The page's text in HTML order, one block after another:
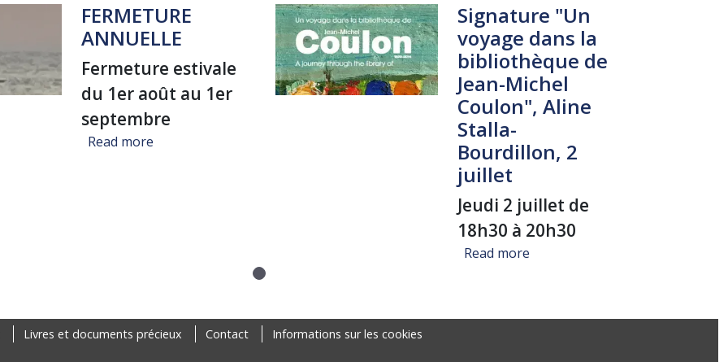
FERMETURE
ANNUELLE
Fermeture estivale
du 1er août au 1er
septembre
Read moreabout FERMETURE ANNUELLE
Signature "Un
voyage dans la
bibliothèque de
Jean-Michel
Coulon", Aline
Stalla-
Bourdillon, 2
juillet
Jeudi 2 juillet de
18h30 à 20h30
Read moreabout Signature "Un voyage
Livres et documents précieux Contact Informations sur les cookies